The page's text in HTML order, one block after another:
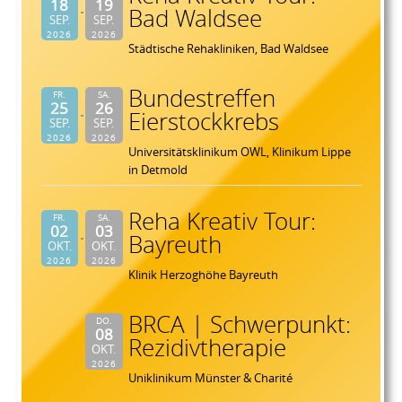
18
SEP.
2026
19
SEP.
2026
Bad Waldsee
Städtische Rehakliniken, Bad Waldsee
FR.
25
SEP.
2026
SA.
26
SEP.
2026
Bundestreffen
Eierstockkrebs
Universitätsklinikum OWL, Klinikum Lippe
in Detmold
FR.
02
OKT.
2026
SA.
03
OKT.
2026
Reha Kreativ Tour:
Bayreuth
Klinik Herzoghöhe Bayreuth
DO.
08
OKT.
2026
BRCA | Schwerpunkt:
Rezidivtherapie
Uniklinikum Münster & Charité